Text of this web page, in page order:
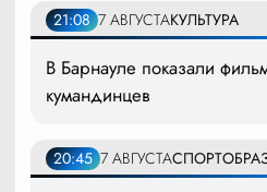
21:08 7 АВГУСТАКУЛЬТУРА
В Барнауле показали
кумандинцев
20:45 7 АВГУСТАСПОРТ